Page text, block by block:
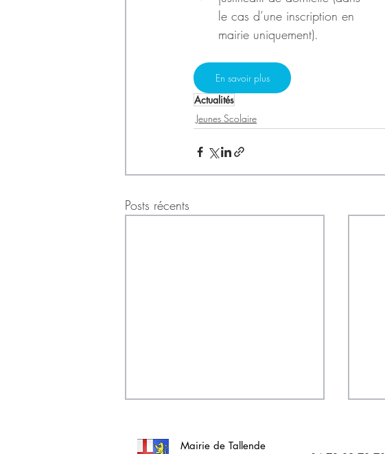
le cas d’une inscription en
mairie uniquement).
En savoir plus
Actualités
Jeunes Scolaire
Posts récents
Mairie de Tallende